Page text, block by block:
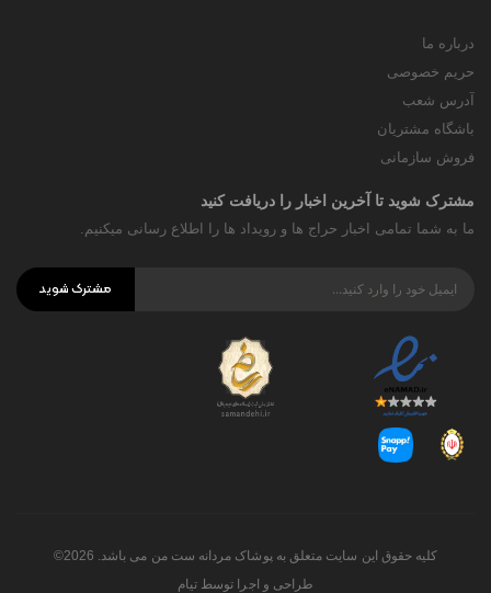
درباره ما
حریم خصوصی
آدرس شعب
باشگاه مشتریان
فروش سازمانی
مشترک شوید تا آخرین اخبار را دریافت کنید
ما به شما تمامی اخبار حراج ها و رویداد ها را اطلاع رسانی میکنیم.
مشترک شوید
کلیه حقوق این سایت متعلق به پوشاک مردانه ست من می باشد. 2026©
طراحی و اجرا توسط تیام